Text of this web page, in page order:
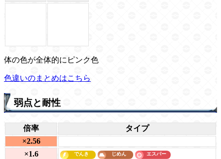
体の色が全体的にピンク色
色違いのまとめはこちら
弱点と耐性
倍率
タイプ
×2.56
×1.6